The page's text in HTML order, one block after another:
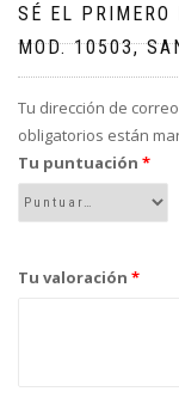
SÉ EL PRIMERO
MOD. 10503,
Tu dirección de
obligatorios están
Tu puntuación *
Tu valoración *